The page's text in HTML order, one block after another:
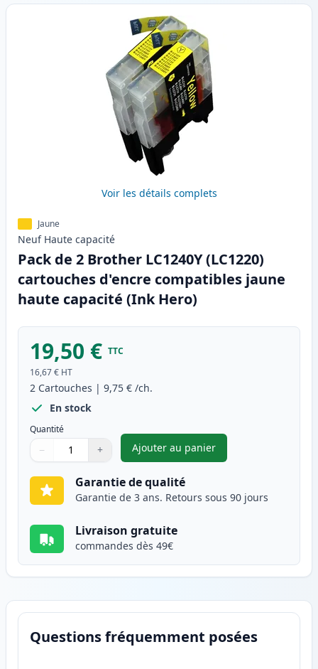
Voir les détails complets
Jaune
Neuf Haute capacité
Pack de 2 Brother LC1240Y (LC1220)
cartouches d'encre compatibles jaune
haute capacité (Ink Hero)
19,50 € TTC
16,67 € HT
2 Cartouches | 9,75 € /ch.
En stock
Quantité
Quantité
Utilisez les boutons pour ajuster
− +
Quantité
Ajouter au panier
,Pack de 2 Brother LC1240Y
Garantie de qualité
Garantie de 3 ans. Retours sous 90 jours
Livraison gratuite
commandes dès 49€
Questions fréquemment posées